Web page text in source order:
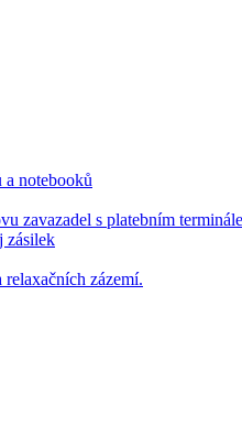
notebooků
zavazadel s platebním
zásilek